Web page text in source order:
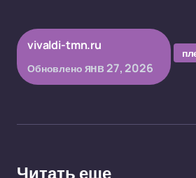
vivaldi-tmn.ru
Обновлено янв 27, 2026
Читать еще